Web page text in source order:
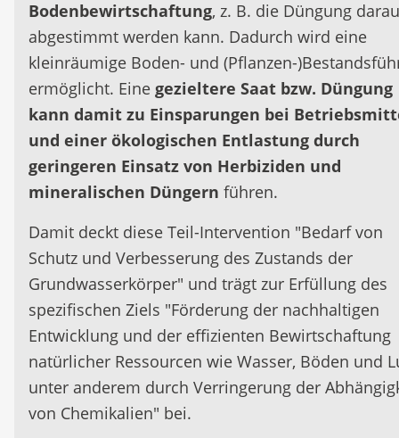
Bodenbewirtschaftung, z. B. die Düngung
abgestimmt werden kann. Dadurch wird eine
kleinräumige Boden- und (Pflanzen-
ermöglicht. Eine gezieltere Saat bzw. Düngung
kann damit zu Einsparungen bei
und einer ökologischen Entlastung durch
geringeren Einsatz von Herbiziden und
mineralischen Düngern führen.
Damit deckt diese Teil-Intervention "Bedarf von
Schutz und Verbesserung des Zustands der
Grundwasserkörper" und trägt zur Erfüllung des
spezifischen Ziels "Förderung der nachhaltigen
Entwicklung und der effizienten Bewirtschaftung
natürlicher Ressourcen wie Wasser, Böden und
unter anderem durch Verringerung der
von Chemikalien" bei.